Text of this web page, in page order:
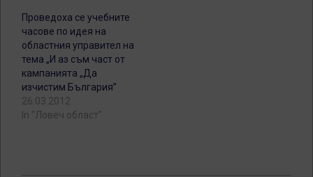
Проведоха се учебните
часове по идея на
областния управител на
тема „И аз съм част от
кампанията „Да
изчистим България”
26.03.2012
In "Ловеч област"